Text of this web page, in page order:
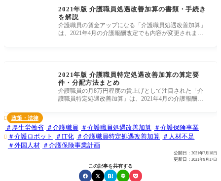
2021年版 介護職員処遇改善加算の書類・手続き
を解説
介護職員の賃金アップになる「介護職員処遇改善加算」
は、2021年4月の介護報酬改定でも内容が変更されまし
2021年版 介護職員特定処遇改善加算の算定要
件・分配方法まとめ
介護職員の月8万円程度の賃上げとして注目された「介
護職員特定処遇改善加算」は、2021年4月の介護報酬改
 政策・法律

厚生労働省 介護職員 介護職員処遇改善加算
介護保険事業
介護ロボット
IT化 介護職員特定処遇改善加算
人材不足
外国人材
介護保険事業計画
公開日： 2021年7月18日
更新日： 2021年9月17日
この記事を共有する